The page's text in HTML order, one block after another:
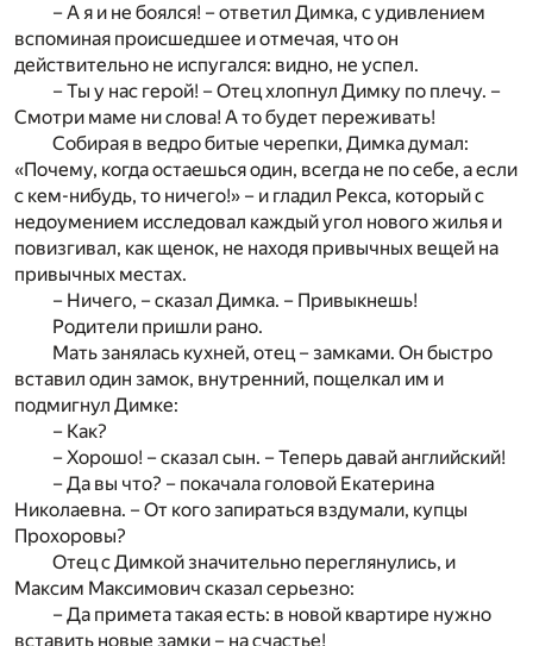
– А я и не боялся! – ответил Димка, с удивлением
вспоминая происшедшее и отмечая, что он
действительно не испугался: видно, не успел.
– Ты у нас герой! – Отец хлопнул Димку по плечу. –
Смотри маме ни слова! А то будет переживать!
Собирая в ведро битые черепки, Димка думал:
«Почему, когда остаешься один, всегда не по себе, а если
с кем-нибудь, то ничего!» – и гладил Рекса, который с
недоумением исследовал каждый угол нового жилья и
повизгивал, как щенок, не находя привычных вещей на
привычных местах.
– Ничего, – сказал Димка. – Привыкнешь!
Родители пришли рано.
Мать занялась кухней, отец – замками. Он быстро
вставил один замок, внутренний, пощелкал им и
подмигнул Димке:
– Как?
– Хорошо! – сказал сын. – Теперь давай английский!
– Да вы что? – покачала головой Екатерина
Николаевна. – От кого запираться вздумали, купцы
Прохоровы?
Отец с Димкой значительно переглянулись, и
Максим Максимович сказал серьезно:
– Да примета такая есть: в новой квартире нужно
вставить новые замки – на счастье!